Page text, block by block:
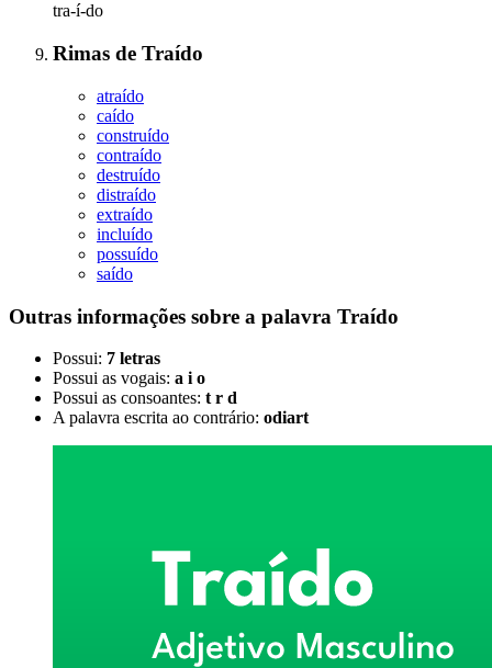
tra-í-do
Rimas de Traído
atraído
caído
construído
contraído
destruído
distraído
extraído
incluído
possuído
saído
Outras informações sobre a palavra Traído
Possui: 7 letras
Possui as vogais: a i o
Possui as consoantes: t r d
A palavra escrita ao contrário: odiart